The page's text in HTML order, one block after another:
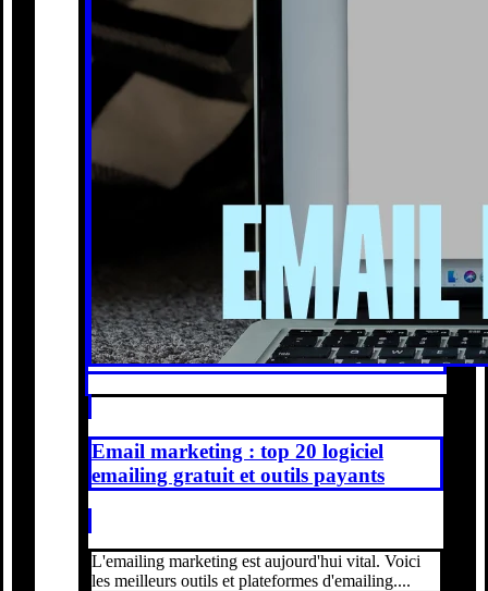
Email marketing : top 20 logiciel
emailing gratuit et outils payants
L'emailing marketing est aujourd'hui vital. Voici
les meilleurs outils et plateformes d'emailing....